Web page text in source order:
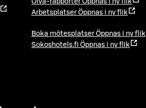
Oiva-rapporter Öppnas i ny flik
Arbetsplatser Öppnas i ny flik
Boka mötesplatser Öppnas i ny flik
Sokoshotels.fi Öppnas i ny flik